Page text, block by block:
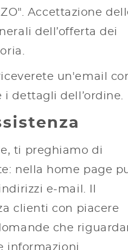
Accettazione
dell’offerta dei
un'email
i dettagli dell’ordine.
ti preghiamo di
nella home page
e-mail. Il
clienti con piacere
che
informazioni.